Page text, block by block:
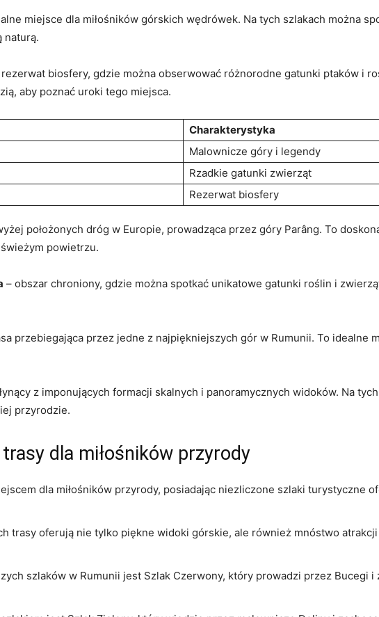
miejsce ⁤dla​ miłośników górskich wędrówek. Na tych szlakach można
naturą.
biosfery, gdzie ‍można‌ obserwować różnorodne gatunki ptaków ‍i
​aby poznać uroki tego miejsca.
Charakterystyka
Malownicze góry ⁣i legendy
Rzadkie gatunki zwierząt
Rezerwat ⁢biosfery
‍położonych dróg ⁣w Europie, prowadząca przez góry Parâng.‌ To
powietrzu.
– obszar chroniony, gdzie można ‌spotkać unikatowe gatunki roślin i
przebiegająca przez jedne z najpiękniejszych gór w Rumunii. To idealne
z​ imponujących formacji skalnych i panoramycznych ⁣widoków. Na
‍przyrodzie.
dla miłośników przyrody
dla miłośników przyrody,‍ posiadając​ niezliczone szlaki turystyczne
trasy oferują nie tylko piękne widoki górskie,⁢ ale⁤ również⁢ mnóstwo
szlaków w Rumunii jest Szlak Czerwony, który prowadzi przez Bucegi